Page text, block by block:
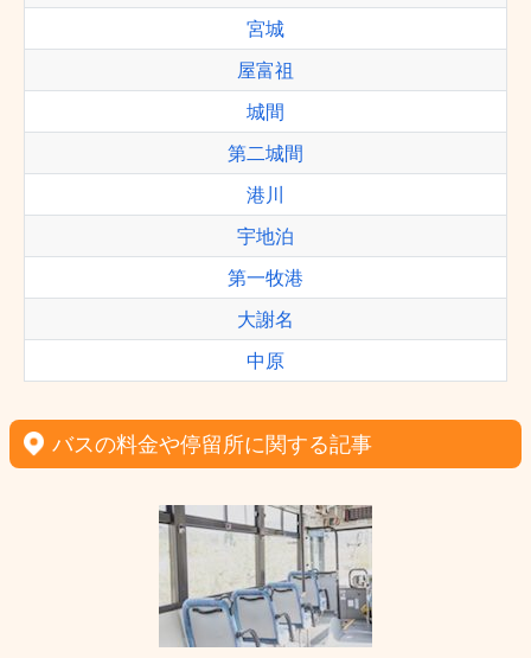
宮城
屋富祖
城間
第二城間
港川
宇地泊
第一牧港
大謝名
中原
バスの料金や停留所に関する記事